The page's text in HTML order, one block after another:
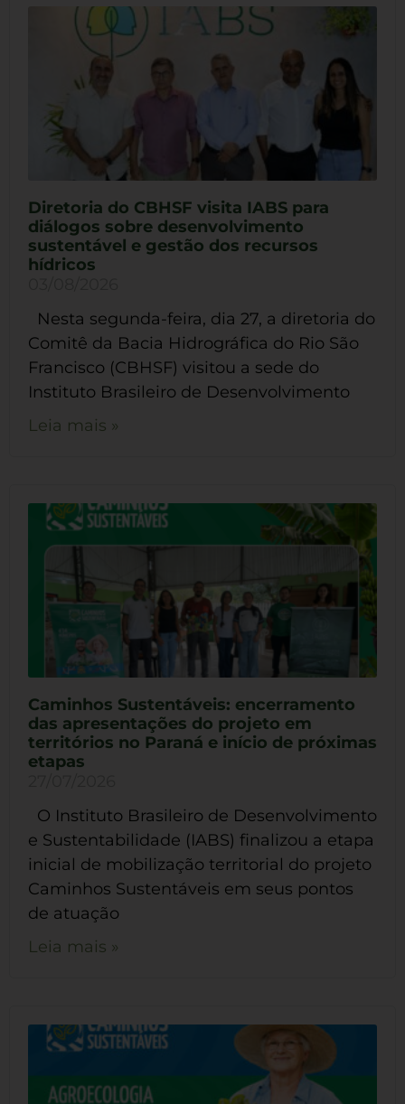
Diretoria do CBHSF visita IABS para
diálogos sobre desenvolvimento
sustentável e gestão dos recursos
hídricos
Nesta segunda-feira, dia 27, a diretoria do
Comitê da Bacia Hidrográfica do Rio São
Francisco (CBHSF) visitou a sede do
Instituto Brasileiro de Desenvolvimento
Leia mais »
Caminhos Sustentáveis: encerramento
das apresentações do projeto em
territórios no Paraná e início de próximas
etapas
O Instituto Brasileiro de Desenvolvimento
e Sustentabilidade (IABS) finalizou a etapa
inicial de mobilização territorial do projeto
Caminhos Sustentáveis em seus pontos
de atuação
Leia mais »